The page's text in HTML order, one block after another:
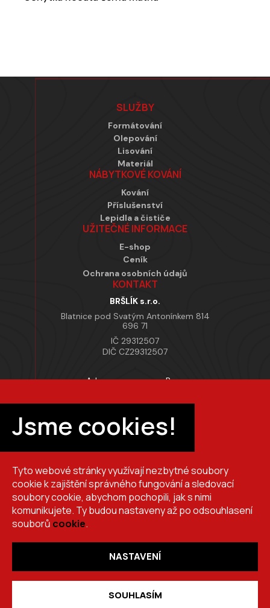
Jsme cookies!
Tyto webové stránky využívají nezbytné soubory
cookie k zajištění správného fungování a sledovací
soubory cookie, abychom pochopili, jak s nimi
komunikujete. Ty budou nastaveny až po odsouhlasení
souborů cookie.
NASTAVENÍ
SOUHLASÍM
Zápatí
SLUŽBY
Formátování
Olepování
Lisování
Materiál
NÁBYTKOVÉ KOVÁNÍ
Kování
Příslušenství
Lepidla a čističe
UŽITEČNÉ INFORMACE
E-shop
Ceník
Ochrana osobních údajů
KONTAKT
BRŠLÍK s.r.o.
Blatnice pod Svatým Antonínkem 814
696 71
IČ 29312507
DIČ CZ29312507
Adresa provozovny Brno
Pracovní doba
Po–Pá 7:00 – 15:30
+420 725 510 044
obchod@brslik.cz
BRŠLÍK, s.r.o.. Všechna práva vyhrazena.